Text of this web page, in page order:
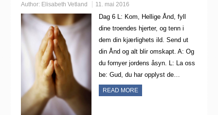
Author: Elisabeth Vetland 11. mai 2016
Dag 6 L: Kom, Hellige Ånd, fyll
dine troendes hjerter, og tenn i
dem din kjærlighets ild. Send ut
din Ånd og alt blir omskapt. A: Og
du fornyer jordens åsyn. L: La oss
be: Gud, du har opplyst de…
READ MORE